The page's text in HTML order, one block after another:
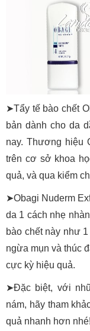
➤Tẩy tế bào chết
bản dành cho da
nay. Thương hiệu
trên cơ sở khoa
quả, và qua kiểm
➤Obagi Nuderm
da 1 cách nhẹ
bào chết này như
ngừa mụn và thúc
cực kỳ hiệu quả.
➤Đặc biệt, với
nám, hãy tham
quả nhanh hơn nhé!